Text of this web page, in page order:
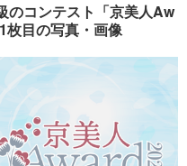
スポーツ
ショッピング
のコンテスト「京美人Aw
枚目の写真・画像